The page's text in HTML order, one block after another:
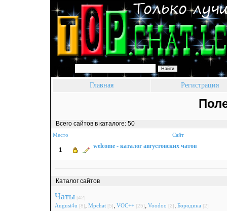
Главная Регистрация
Всего сайтов в каталоге: 50
Место Сайт
1
welcome - каталог августовских чатов
Каталог сайтов
Чаты [42]
August4u [8], Mpchat [5], VOC++ [25], Voodoo [2], Бородина [2]